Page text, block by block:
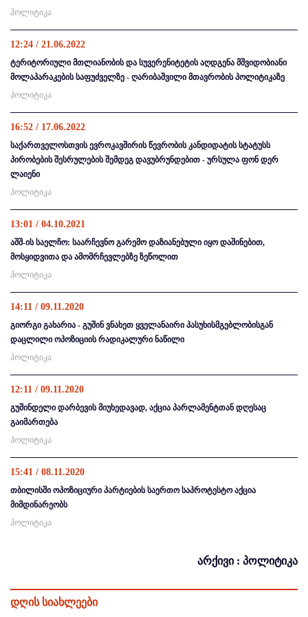
პოლიტიკა
12:24 / 21.06.2022
ტერიტორიული მთლიანობის და სუვერენიტეტის აღდგენა მშვიდობიანი
მოლაპარაკების საფუძველზე - ღარიბაშვილი მთავრობის პოლიტიკაზე
პოლიტიკა
16:52 / 17.06.2022
საქართველოსთვის ევროკავშირის წევრობის კანდიდატის სტატუსს
პირობების შესრულების შემდეგ დავუბრუნდებით - ურსულა ფონ დერ
ლაიენი
პოლიტიკა
13:01 / 04.10.2021
აშშ-ის საელჩო: საარჩევნო გარემო დაზიანებული იყო დაშინებით,
მოსყიდვითა და ამომრჩევლებზე ზეწოლით
პოლიტიკა
14:11 / 09.11.2020
გიორგი გახარია - გუშინ ვნახეთ ყველანაირი პასუხისმგებლობისგან
დაცლილი ოპოზიციის რადიკალური ნაწილი
პოლიტიკა
12:11 / 09.11.2020
გუშინდელი დარბევის მიუხედავად, აქცია პარლამენტთან დღესაც
გაიმართება
პოლიტიკა
15:41 / 08.11.2020
თბილისში ოპოზიციური პარტიების საერთო საპროტესტო აქცია
მიმდინარეობს
პოლიტიკა
არქივი : პოლიტიკა
დღის სიახლეები